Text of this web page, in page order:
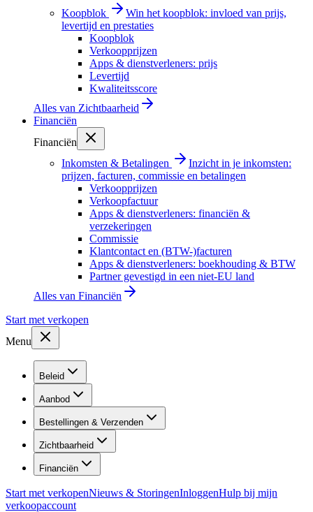
Koopblok
Win het koopblok: invloed van prijs,
levertijd en prestaties
Koopblok
Verkoopprijzen
Apps & dienstverleners: prijs
Levertijd
Kwaliteitsscore
Alles van Zichtbaarheid
Financiën
Financiën
Inkomsten & Betalingen
Inzicht in je inkomsten:
prijzen, facturen, commissie en betalingen
Verkoopprijzen
Verkoopfactuur
Apps & dienstverleners: financiën &
verzekeringen
Commissie
Klantcontact en (BTW-)facturen
Apps & dienstverleners: boekhouding & BTW
Partner gevestigd in een niet-EU land
Alles van Financiën
Start met verkopen
Menu
Beleid
Aanbod
Bestellingen & Verzenden
Zichtbaarheid
Financiën
Start met verkopenNieuws & StoringenInloggenHulp bij mijn
verkoopaccount